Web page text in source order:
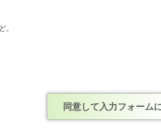
。
。
同意して入力フォーム